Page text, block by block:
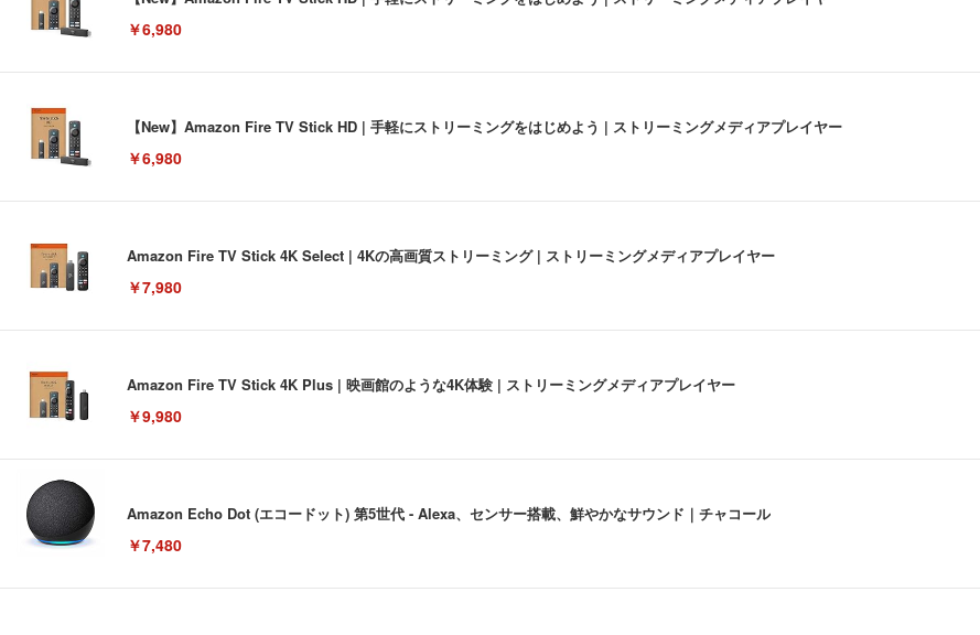
￥6,980
【New】Amazon Fire TV Stick HD | 手軽にストリーミングをはじめよう | ストリーミングメディアプレイヤー
￥6,980
Amazon Fire TV Stick 4K Select | 4Kの高画質ストリーミング | ストリーミングメディアプレイヤー
￥7,980
Amazon Fire TV Stick 4K Plus | 映画館のような4K体験 | ストリーミングメディアプレイヤー
￥9,980
Amazon Echo Dot (エコードット) 第5世代 - Alexa、センサー搭載、鮮やかなサウンド｜チャコール
￥7,480